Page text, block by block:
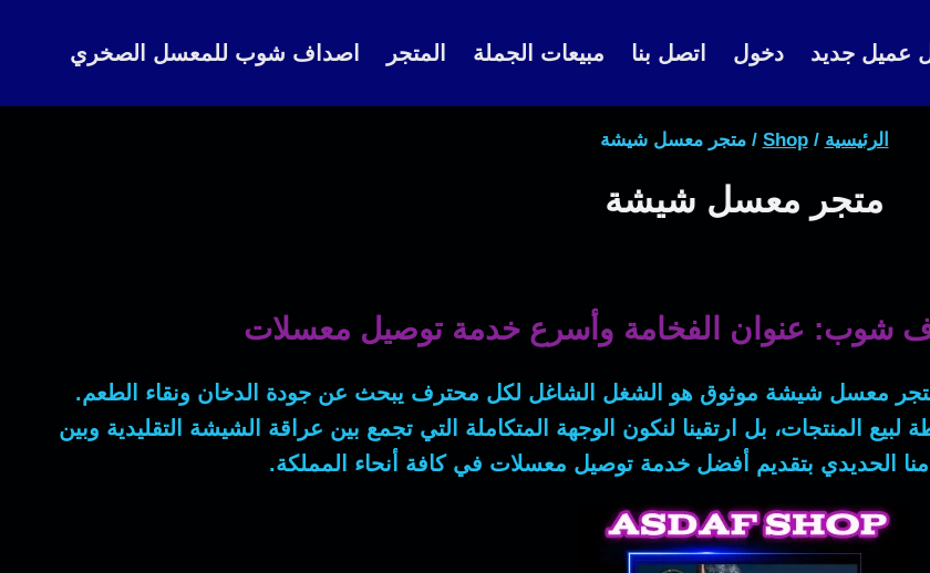
عميل جديد دخول اتصل بنا مبيعات الجملة المتجر اصداف شوب للمعسل الصخري
الرئيسية /
Shop
/ متجر معسل شيشة
متجر معسل شيشة
شوب: عنوان الفخامة وأسرع خدمة توصيل معسلات
معسل شيشة موثوق هو الشغل الشاغل لكل محترف يبحث عن جودة الدخان ونقاء الطعم.
المنتجات، بل ارتقينا لنكون الوجهة المتكاملة التي تجمع بين عراقة الشيشة التقليدية وبين
الحديدي بتقديم أفضل خدمةتوصيل معسلات في كافة أنحاء المملكة.